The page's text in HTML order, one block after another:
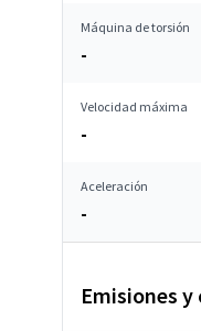
Máquina de torsión
-
Velocidad máxima
-
Aceleración
-
Emisiones